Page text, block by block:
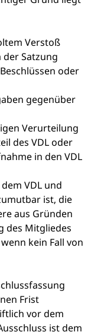
Verstoß
der Satzung
oder
gegenüber
Verurteilung
des VDL oder
in den VDL
VDL und
ist, die
aus Gründen
des Mitgliedes
kein Fall von
Frist
vor dem
ist dem